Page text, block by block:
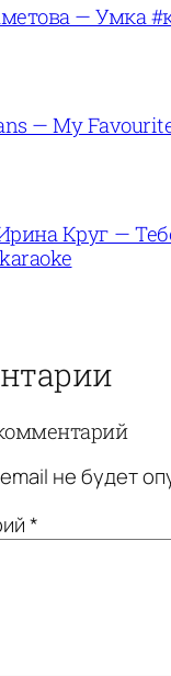
— Умка
— My
Круг —
не будет
*